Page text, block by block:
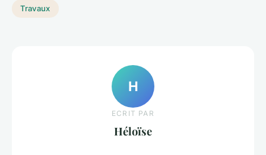
Travaux
H
ECRIT PAR
Héloïse